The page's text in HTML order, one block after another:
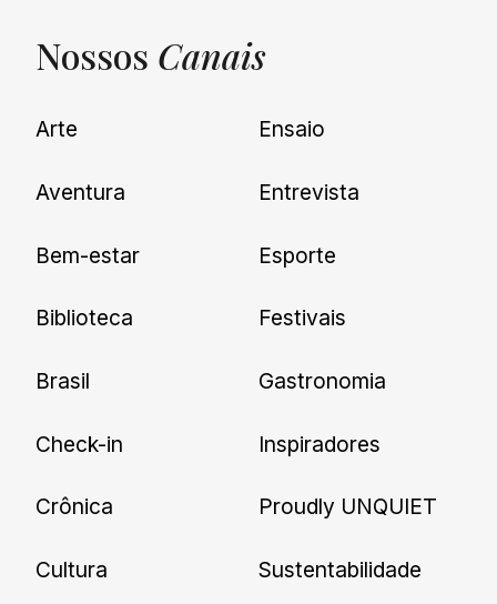
UNQUIET
Newsletter
nossas novidades.
Nossos Canais
Arte
Aventura
Bem-estar
Biblioteca
Brasil
Check-in
Crônica
Cultura
Ensaio
Entrevista
Esporte
Festivais
Gastronomia
Inspiradores
Proudly UNQUIET
Sustentabilidade